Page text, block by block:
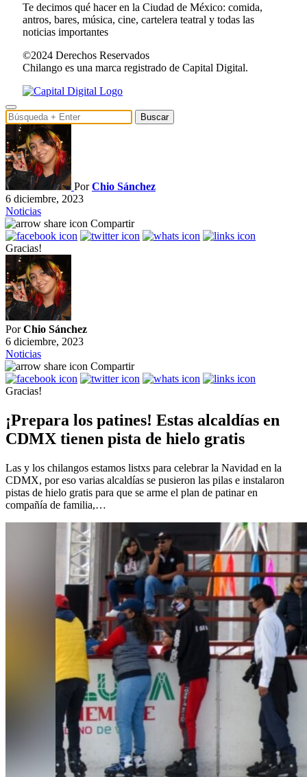
Te decimos qué hacer en la Ciudad de México: comida,
antros, bares, música, cine, cartelera teatral y todas las
noticias importantes
©2024 Derechos Reservados
Chilango es una marca registrado de Capital Digital.
Buscar
PorChio Sánchez
6 diciembre, 2023
Noticias
Compartir
Gracias!
PorChio Sánchez
6 diciembre, 2023
Noticias
Compartir
Gracias!
¡Prepara los patines! Estas alcaldías en
CDMX tienen pista de hielo gratis
Las y los chilangos estamos listxs para celebrar la Navidad en la
CDMX, por eso varias alcaldías se pusieron las pilas e instalaron
pistas de hielo gratis para que se arme el plan de patinar en
compañía de familia,…